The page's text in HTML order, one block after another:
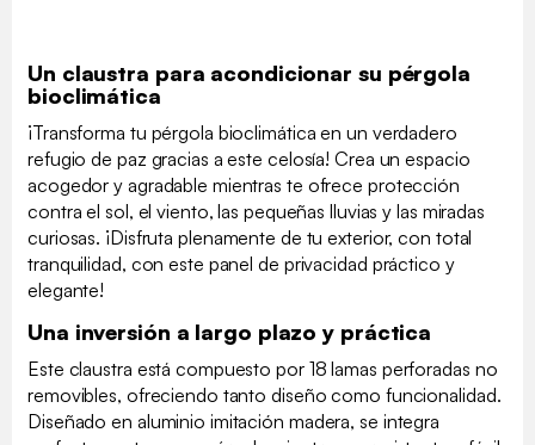
Un claustra para acondicionar su pérgola
bioclimática
¡Transforma tu pérgola bioclimática en un verdadero
refugio de paz gracias a este celosía! Crea un espacio
acogedor y agradable mientras te ofrece protección
contra el sol, el viento, las pequeñas lluvias y las miradas
curiosas. ¡Disfruta plenamente de tu exterior, con total
tranquilidad, con este panel de privacidad práctico y
elegante!
Una inversión a largo plazo y práctica
Este claustra está compuesto por 18 lamas perforadas no
removibles, ofreciendo tanto diseño como funcionalidad.
Diseñado en aluminio imitación madera, se integra